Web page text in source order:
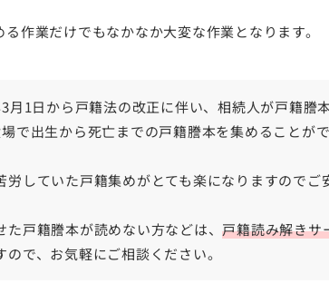
作業だけでもなかなか大変な作業となります。
月1日から戸籍法の改正に伴い、相続人が戸籍謄
で出生から死亡までの戸籍謄本を集めることが
労していた戸籍集めがとても楽になりますのでご
た戸籍謄本が読めない方などは、戸籍読み解きサ
ので、お気軽にご相談ください。